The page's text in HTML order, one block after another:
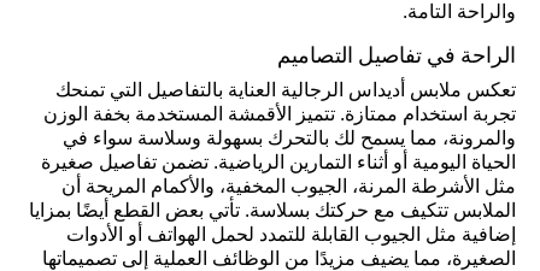
والراحة التامة.
الراحة في تفاصيل التصاميم
تعكس ملابس أديداس الرجالية العناية بالتفاصيل التي تمنحك
تجربة استخدام ممتازة. تتميز الأقمشة المستخدمة بخفة الوزن
والمرونة، مما يسمح لك بالتحرك بسهولة وسلاسة سواء في
الحياة اليومية أو أثناء التمارين الرياضية. تضمن تفاصيل صغيرة
مثل الأشرطة المرنة، الجيوب المخفية، والأكمام المريحة أن
الملابس تتكيف مع حركتك بسلاسة. تأتي بعض القطع أيضًا بمزايا
إضافية مثل الجيوب القابلة للتمدد لحمل الهواتف أو الأدوات
الصغيرة، مما يضيف مزيدًا من الوظائف العملية إلى تصميماتها